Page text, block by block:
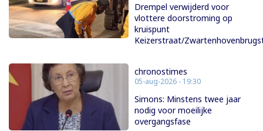
Drempel verwijderd voor
vlottere doorstroming op
kruispunt
Keizerstraat/
chronostimes
05-aug-2026 - 19:30
Simons: Minstens twee jaar
nodig voor moeilijke
overgangsfase